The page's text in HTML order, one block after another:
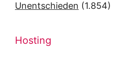
Unentschieden (1.854)
Hosting